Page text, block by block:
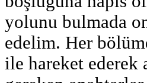
yolunu bulmada
edelim. Her
ile hareket ederek